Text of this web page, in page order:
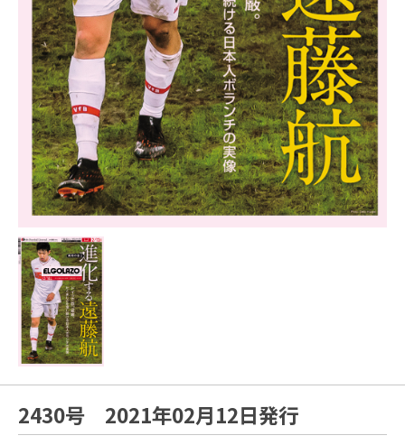
2430号 2021年02月12日発行